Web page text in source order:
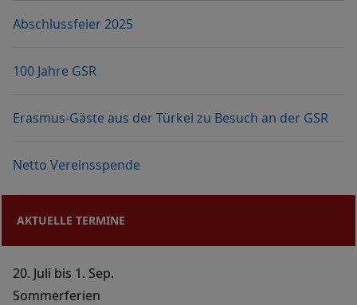
Abschlussfeier 2025
100 Jahre GSR
Erasmus-Gäste aus der Türkei zu Besuch an der GSR
Netto Vereinsspende
AKTUELLE TERMINE
20. Juli bis 1. Sep.
Sommerferien